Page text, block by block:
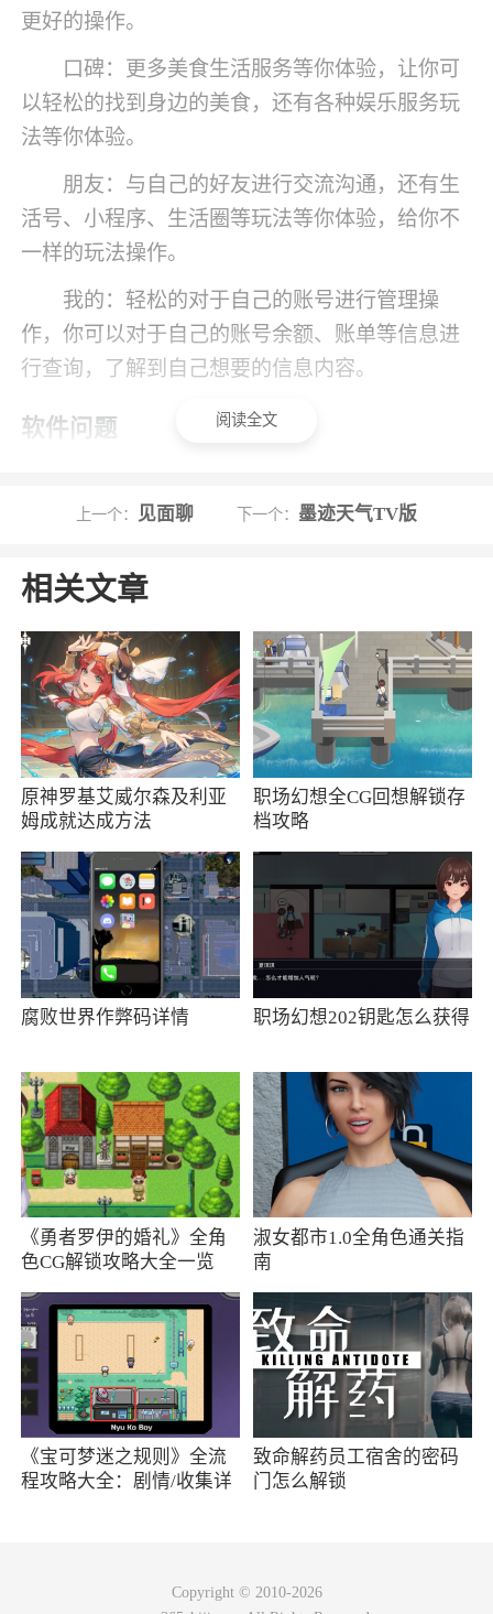
更好的操作。
口碑：更多美食生活服务等你体验，让你可
以轻松的找到身边的美食，还有各种娱乐服务玩
法等你体验。
朋友：与自己的好友进行交流沟通，还有生
活号、小程序、生活圈等玩法等你体验，给你不
一样的玩法操作。
我的：轻松的对于自己的账号进行管理操
作，你可以对于自己的账号余额、账单等信息进
行查询，了解到自己想要的信息内容。
软件问题
宝，但收益还没有显示?
宝账户收益的显示时间
转入余额宝的资金在第二个交易日由基金公
司进行份额确认，对已确认的份额，基金公司产
生收益的当天收益在次日下午15点之前在余额宝
中显示。
收益计算：
(余额宝确认金额/10000)X当天基金公司公布的每
万份收益
使用余额宝是否收费?
余额宝目前不收取任何手续费。
什么是货币基金?
仅投资于货币市场工具的公募基金，为货币
市场基金。
货币市场基金应当投资于以下金融工具：
(一)现金; (二)期限在 1 年以内(含 1 年)的银行
存款、债券回购、 中央银行票据、同业存单; (三)
剩余期限在 397 天以内(含 397
天)的债券、非金融企业债务融资工具、资产
支持证券; (四)中国证监会、中国人民银行认可的
其他具有良好流 动性的货币市场工具。
阅读全文
上一个： 见面聊 下一个： 墨迹天气TV版
相关文章
原神罗基艾威尔森及利亚
姆成就达成方法
职场幻想全CG回想解锁存
档攻略
腐败世界作弊码详情 职场幻想202钥匙怎么获得
《勇者罗伊的婚礼》全角
色CG解锁攻略大全一览
淑女都市1.0全角色通关指
南
《宝可梦迷之规则》全流
程攻略大全：剧情/收集详
致命解药员工宿舍的密码
门怎么解锁
Copyright © 2010-2026